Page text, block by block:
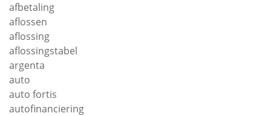
afbetaling
aflossen
aflossing
aflossingstabel
argenta
auto
auto fortis
autofinanciering